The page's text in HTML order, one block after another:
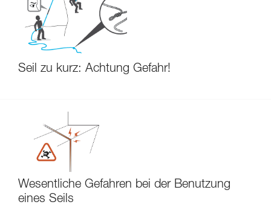
Seil zu kurz: Achtung Gefahr!
Wesentliche Gefahren bei der Benutzung
eines Seils